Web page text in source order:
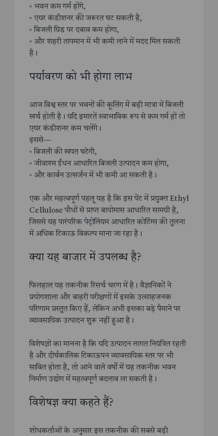
◦ भवन कम गर्म होंगे,
◦ एयर कंडीशनर की जरूरत घट सकती है,
◦ बिजली ग्रिड पर दबाव कम होगा,
◦ और शहरी तापमान में भी कमी लाने में मदद मिल सकती
है।
पर्यावरण को भी होगा लाभ
आज विश्व स्तर पर भवनों की कूलिंग में बड़ी मात्रा में बिजली
खर्च होती है। यदि इमारतें स्वाभाविक रूप से कम गर्म हों तो
एयर कंडीशनर कम चलेंगे।
इससे—
◦ बिजली की खपत घटेगी,
◦ जीवाश्म ईंधन आधारित बिजली उत्पादन कम होगा,
◦ और कार्बन उत्सर्जन में भी कमी आ सकती है।
एक और महत्वपूर्ण पहलू यह है कि इस पेंट में प्रयुक्त Ethyl
Cellulose पौधों से प्राप्त बायोमास आधारित सामग्री है,
जिससे यह पारंपरिक पेट्रोलियम आधारित कोटिंग्स की तुलना
में अधिक टिकाऊ विकल्प माना जा रहा है।
क्या यह बाजार में उपलब्ध है?
फिलहाल यह तकनीक रिसर्च चरण में है। वैज्ञानिकों ने
प्रयोगशाला और बाहरी परीक्षणों में इसके उत्साहजनक
परिणाम प्रस्तुत किए हैं, लेकिन अभी इसका बड़े पैमाने पर
व्यावसायिक उत्पादन शुरू नहीं हुआ है।
विशेषज्ञों का मानना है कि यदि उत्पादन लागत नियंत्रित रहती
है और दीर्घकालिक टिकाऊपन व्यावसायिक स्तर पर भी
साबित होता है, तो आने वाले वर्षों में यह तकनीक भवन
निर्माण उद्योग में महत्वपूर्ण बदलाव ला सकती है।
विशेषज्ञ क्या कहते हैं?
शोधकर्ताओं के अनुसार इस तकनीक की सबसे बड़ी